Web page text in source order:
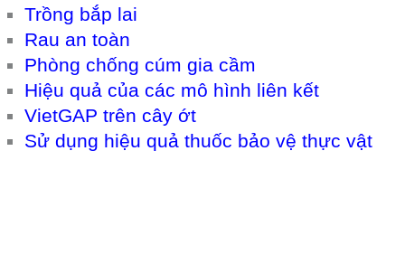
Trồng bắp lai
Rau an toàn
Phòng chống cúm gia cầm
Hiệu quả của các mô hình liên kết
VietGAP trên cây ớt
Sử dụng hiệu quả thuốc bảo vệ thực vật